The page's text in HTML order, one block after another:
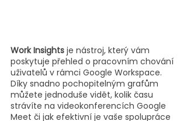
Work Insights je nástroj, který vám
poskytuje přehled o pracovním chování
uživatelů v rámci Google Workspace.
Díky snadno pochopitelným grafům
můžete jednoduše vidět, kolik času
strávíte na videokonferencích Google
Meet či jak efektivní je vaše spolupráce